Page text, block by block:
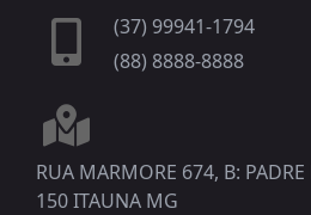
(37) 99941-1794
(88) 8888-8888
RUA MARMORE 674, B:
150 ITAUNA MG